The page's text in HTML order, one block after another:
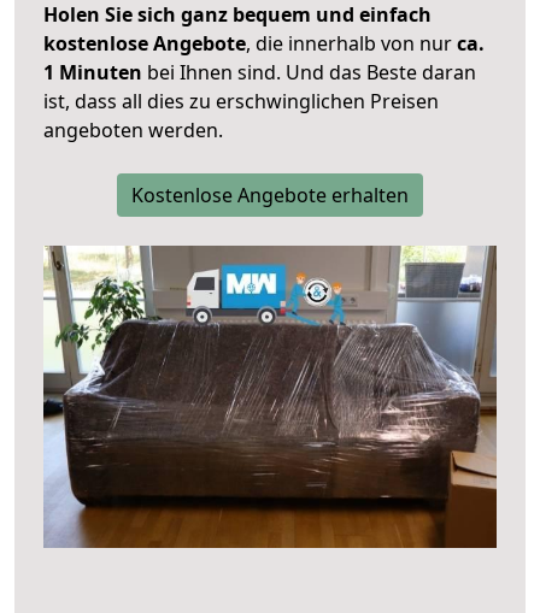
Holen Sie sich ganz bequem und einfach
kostenlose Angebote, die innerhalb von nurca.
1 Minuten bei Ihnen sind. Und das Beste daran
ist, dass all dies zu erschwinglichen Preisen
angeboten werden.
Kostenlose Angebote erhalten